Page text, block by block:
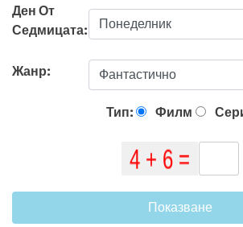
Ден От
Седмицата:
Жанр:
Тип: Филм
Показване